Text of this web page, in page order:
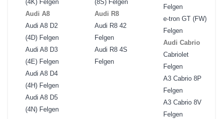
(4K) Felgen
Audi A8
Audi A8 D2
(4D) Felgen
Audi A8 D3
(4E) Felgen
Audi A8 D4
(4H) Felgen
Audi A8 D5
(4N) Felgen
(8S) Felgen
Audi R8
Audi R8 42
Felgen
Audi R8 4S
Felgen
Felgen
e-tron GT (FW)
Felgen
Audi Cabrio
Cabriolet
Felgen
A3 Cabrio 8P
Felgen
A3 Cabrio 8V
Felgen